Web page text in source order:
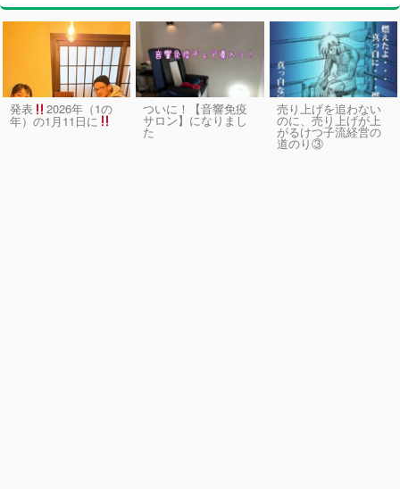
発表 2026年（1の
年）の1月11日に
ついに！【音響免疫
サロン】になりまし
た
売り上げを追わない
のに、売り上げが上
がるけつ子流経営の
道のり③